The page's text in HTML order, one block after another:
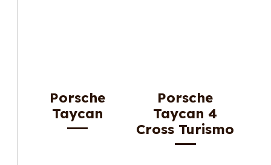
Porsche
Taycan
Porsche
Taycan 4
Cross Turismo